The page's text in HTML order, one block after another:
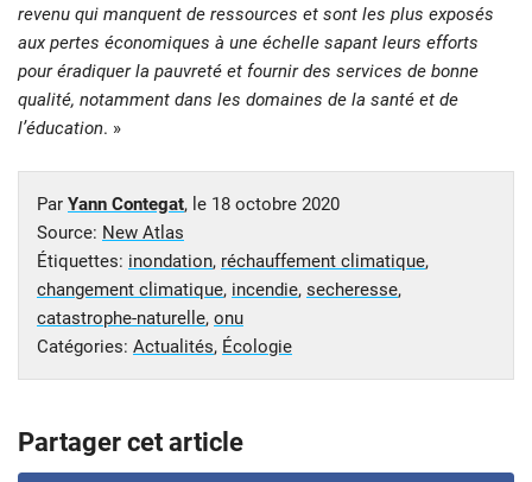
revenu qui manquent de ressources et sont les plus exposés
aux pertes économiques à une échelle sapant leurs efforts
pour éradiquer la pauvreté et fournir des services de bonne
qualité, notamment dans les domaines de la santé et de
l’éducation. »
Par Yann Contegat, le 18 octobre 2020
Source: New Atlas
Étiquettes: inondation, réchauffement climatique,
changement climatique, incendie, secheresse,
catastrophe-naturelle, onu
Catégories: Actualités, Écologie
Partager cet article